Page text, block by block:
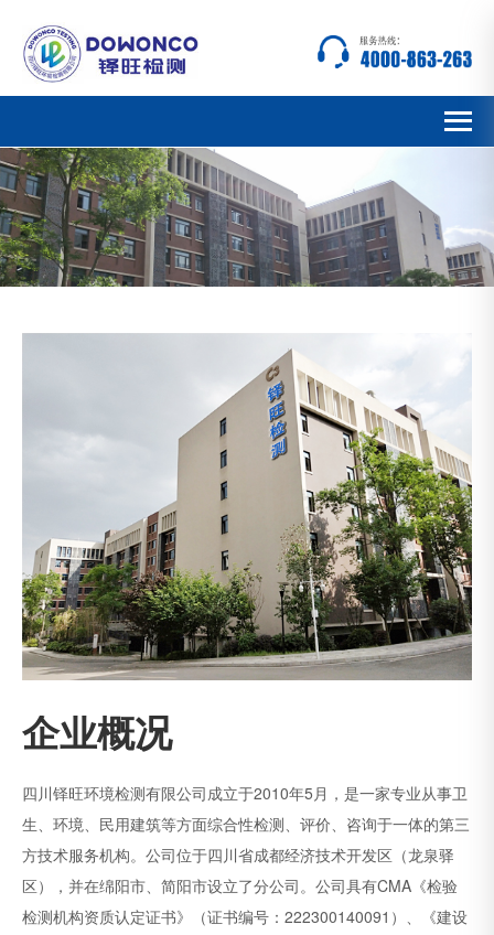
企业概况
四川铎旺环境检测有限公司成立于2010年5月，是一家专业从事卫
生、环境、民用建筑等方面综合性检测、评价、咨询于一体的第三
方技术服务机构。公司位于四川省成都经济技术开发区（龙泉驿
区），并在绵阳市、简阳市设立了分公司。公司具有CMA《检验
检测机构资质认定证书》（证书编号：222300140091）、《建设